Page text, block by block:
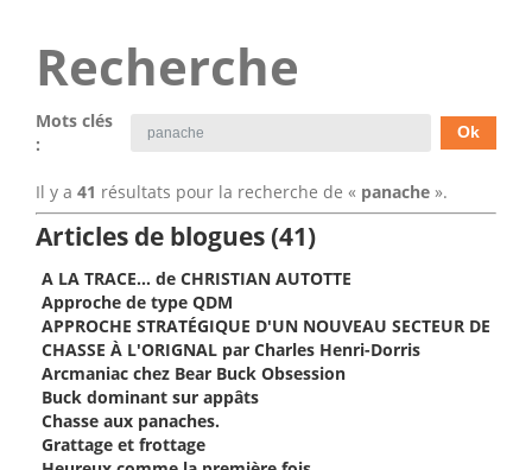
Recherche
Mots clés
:
Il y a 41 résultats pour la recherche de « panache ».
Articles de blogues (41)
A LA TRACE… de CHRISTIAN AUTOTTE
Approche de type QDM
APPROCHE STRATÉGIQUE D'UN NOUVEAU SECTEUR DE
CHASSE À L'ORIGNAL par Charles Henri-Dorris
Arcmaniac chez Bear Buck Obsession
Buck dominant sur appâts
Chasse aux panaches.
Grattage et frottage